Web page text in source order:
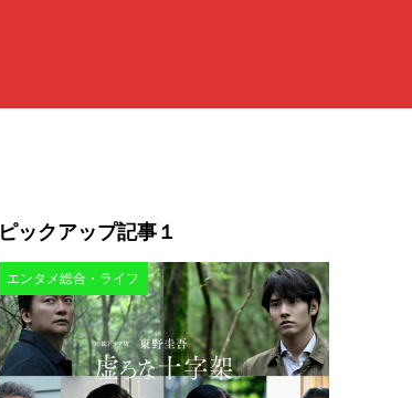
ピックアップ記事１
エンタメ総合・ライフ